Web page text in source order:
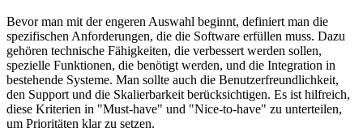
Bevor man mit der engeren Auswahl beginnt, definiert man die
spezifischen Anforderungen, die die Software erfüllen muss. Dazu
gehören technische Fähigkeiten, die verbessert werden sollen,
spezielle Funktionen, die benötigt werden, und die Integration in
bestehende Systeme. Man sollte auch die Benutzerfreundlichkeit,
den Support und die Skalierbarkeit berücksichtigen. Es ist hilfreich,
diese Kriterien in "Must-have" und "Nice-to-have" zu unterteilen,
um Prioritäten klar zu setzen.